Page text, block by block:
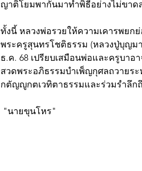
ญาติโยมพากันมาทำพิธีอย่างไม่ขาด
ทั้งนี้ หลวงพ่อรวยให้ความเคารพยกย่
พระครูสุนทรโชติธรรม (หลวงปู่บุญม
ธ.ค. 68 เปรียบเสมือนพ่อและครูบา
สวดพระอภิธรรมบำเพ็ญกุศลถวายร
กตัญญูกตเวทิตาธรรมและร่วมรำลึก
"นายขุนโหร"